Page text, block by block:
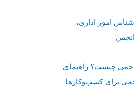
امور اداری،
چیست؟ راهنمای
برای کسب‌وکارها